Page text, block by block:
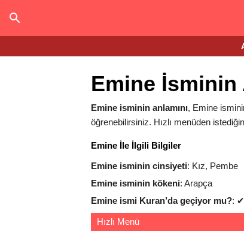
Emine İsminin
Emine isminin anlamını, Emine
öğrenebilirsiniz. Hızlı menüden
Emine İle İlgili Bilgiler
Emine isminin cinsiyeti: Kız, Pembe
Emine isminin kökeni: Arapça
Emine ismi Kuran’da geçiyor mu?: ✔
Hızlı Menü